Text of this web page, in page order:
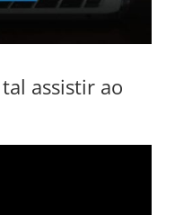
assistir ao